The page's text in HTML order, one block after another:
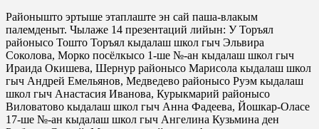
Районышто эртыше этаплаште эн сай паша-влакым
палемденыт. Чылаже 14 презентаций лийын: У Торъял
районысо Тошто Торъял кыдалаш школ гыч Эльвира
Соколова, Морко посёлкысо 1-ше №-ан кыдалаш школ гыч
Ираида Окишева, Шернур районысо Марисола кыдалаш школ
гыч Андрей Емельянов, Медведево районысо Руэм кыдалаш
школ гыч Анастасия Иванова, Курыкмарий районысо
Виловатово кыдалаш школ гыч Анна Фадеева, Йошкар-Оласе
17-ше №-ан кыдалаш школ гыч Ангелина Кузьмина ден